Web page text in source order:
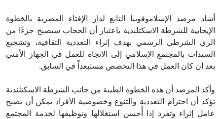
أشاد مرصد الإسلاموفوبيا التابع لدار الإفتاء المصرية بالخطوة
الإيجابية للشرطة الاسكتلندية باعتبار أن الحجاب سيصبح جزءًا من
الزي الشرطي الرسمي بهدف إثراء التعددية الثقافية، وتشجيع
السيدات بالمجتمع الإسلامي إلى الاتجاه للعمل في الجهاز الأمني
بعد أن كان العمل في هذا التخصص مستبعداً في السابق.
وأكد المرصد أن هذه الخطوة الطيبة من جانب الشرطة الاسكتلندية
تؤكد أن احترام التعددية والتنوع وخصوصية الأفراد يمكن أن يصبح
عامل إثراء وتفرد إذا أُحسن استغلالها وتوظيفها لخدمة المجتمع